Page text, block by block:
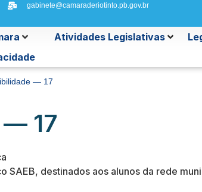
gabinete@camaraderiotinto.pb.gov.br
Atividades Legislativas
— 17
17
SAEB, destinados aos alunos da rede